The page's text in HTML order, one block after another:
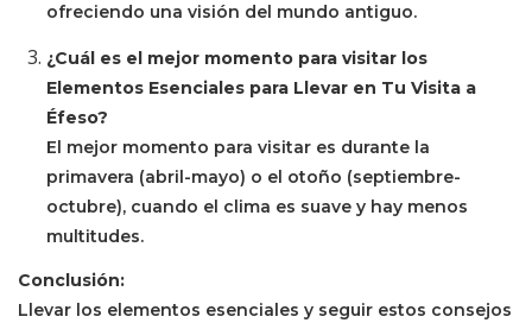
ofreciendo una visión del mundo antiguo.
¿Cuál es el mejor momento para visitar los
Elementos Esenciales para Llevar en Tu Visita a
Éfeso?
El mejor momento para visitar es durante la
primavera (abril-mayo) o el otoño (septiembre-
octubre), cuando el clima es suave y hay menos
multitudes.
Conclusión:
Llevar los elementos esenciales y seguir estos consejos